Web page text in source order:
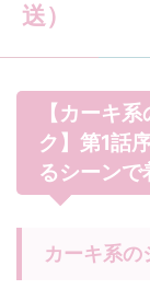
送）
【カーキ
ク】第1話
るシーン
カーキ系の